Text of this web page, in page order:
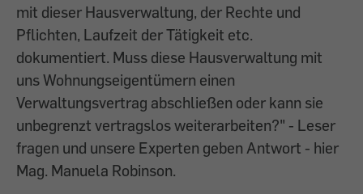
mit dieser Hausverwaltung, der Rechte und
Pflichten, Laufzeit der Tätigkeit etc.
dokumentiert. Muss diese Hausverwaltung mit
uns Wohnungseigentümern einen
Verwaltungsvertrag abschließen oder kann sie
unbegrenzt vertragslos weiterarbeiten?" - Leser
fragen und unsere Experten geben Antwort - hier
Mag. Manuela Robinson.